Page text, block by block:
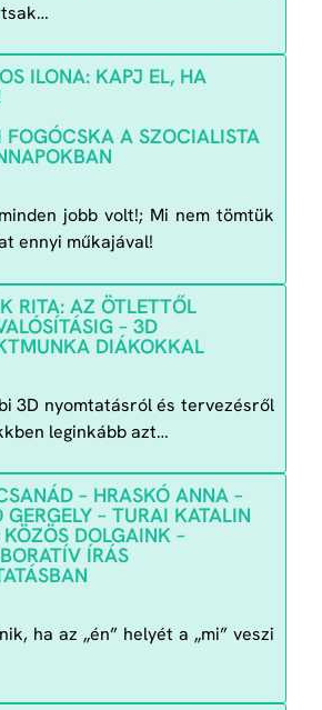
ILONA: KAPJ EL, HA
FOGÓCSKA A SZOCIALISTA
jobb volt!; Mi nem tömtük
ennyi műkajával!
RITA: AZ ÖTLETTŐL
– 3D
DIÁKOKKAL
3D nyomtatásról és tervezésről
leginkább azt…
– HRASKÓ ANNA –
GERGELY – TURAI KATALIN
KÖZÖS DOLGAINK –
ÍRÁS
ha az „én” helyét a „mi” veszi